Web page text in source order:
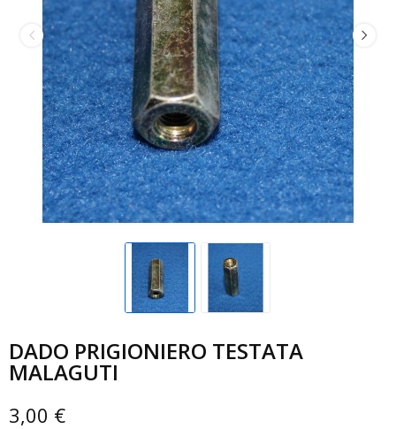
DADO PRIGIONIERO TESTATA
MALAGUTI
3,00 €